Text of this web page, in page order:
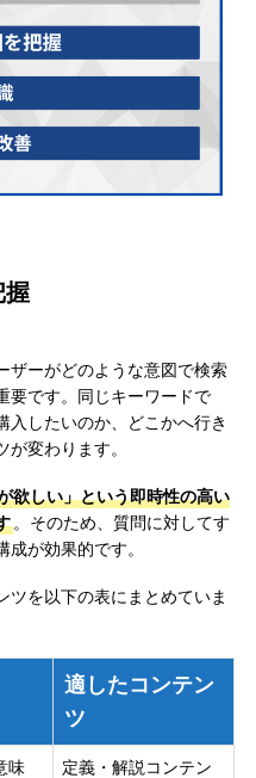
握
ザーがどのような意図で検索
要です。同じキーワードで
入したいのか、どこかへ行き
変わります。
欲しい」という即時性の高い
。そのため、質問に対してす
が効果的です。
ツを以下の表にまとめていま
適したコンテン
ツ
味
定義・解説コンテン